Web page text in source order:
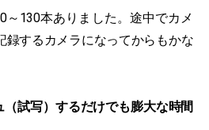
～130本ありました。途中でカメ
録するカメラになってからもかな
試写）するだけでも膨大な時間